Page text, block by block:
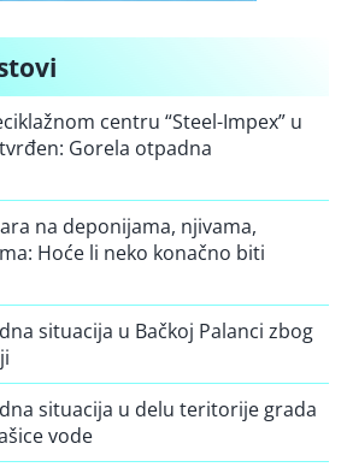
centru “Steel-Impex” u
Gorela otpadna
na deponijama, njivama,
Hoće li neko konačno biti
situacija u Bačkoj Palanci zbog
situacija u delu teritorije grada
vode